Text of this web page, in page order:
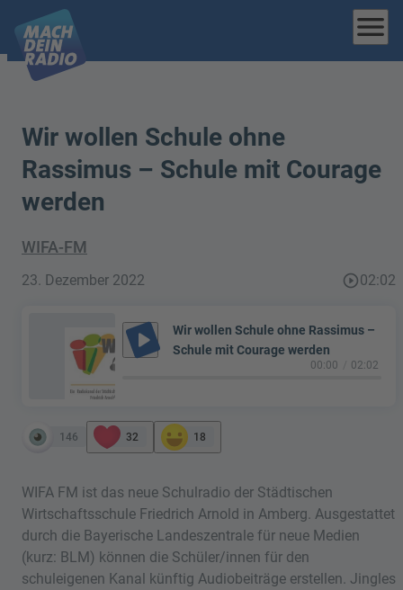
menu
Wir wollen Schule ohne
Rassimus – Schule mit Courage
werden
WIFA-FM
23. Dezember 2022 play_circle_outline02:02
play_arrow
Wir wollen Schule ohne Rassimus –
Schule mit Courage werden
00:00 02:02
146 32 18
WIFA FM ist das neue Schulradio der Städtischen
Wirtschaftsschule Friedrich Arnold in Amberg. Ausgestattet
durch die Bayerische Landeszentrale für neue Medien
(kurz: BLM) können die Schüler/innen für den
schuleigenen Kanal künftig Audiobeiträge erstellen. Jingles